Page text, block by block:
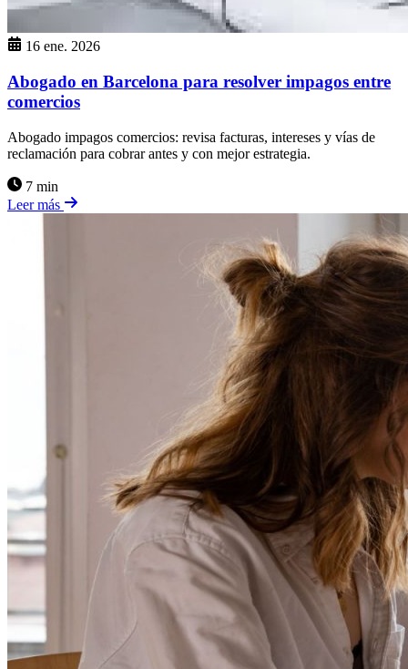
16 ene. 2026
Abogado en Barcelona para resolver impagos entre
comercios
Abogado impagos comercios: revisa facturas, intereses y vías de
reclamación para cobrar antes y con mejor estrategia.
7 min
Leer más